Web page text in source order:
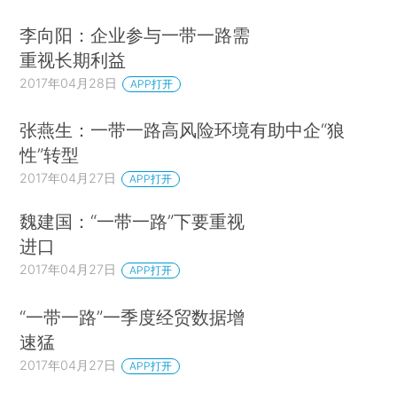
李向阳：企业参与一带一路需
重视长期利益
2017年04月28日 APP打开
张燕生：一带一路高风险环境有助中企“狼
性”转型
2017年04月27日 APP打开
魏建国：“一带一路”下要重视
进口
2017年04月27日 APP打开
“一带一路”一季度经贸数据增
速猛
2017年04月27日 APP打开